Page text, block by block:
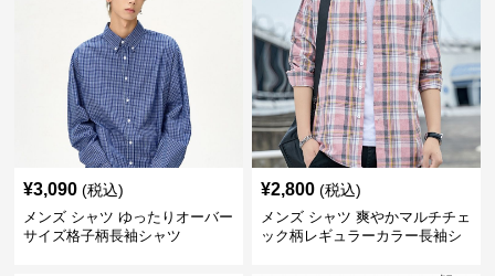
¥3,090 (税込)
メンズ シャツ ゆったりオーバー
サイズ格子柄長袖シャツ
¥2,800 (税込)
メンズ シャツ 爽やかマルチチェ
ック柄レギュラーカラー長袖シ